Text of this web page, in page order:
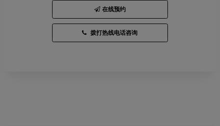
在线预约
拨打热线电话咨询